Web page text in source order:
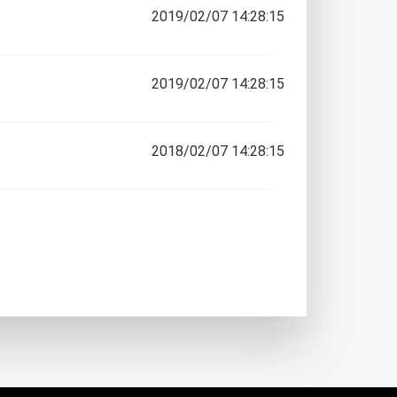
2019/02/07 14:28:15
2019/02/07 14:28:15
2018/02/07 14:28:15